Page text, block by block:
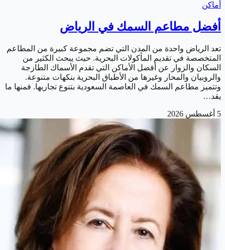
أماكن
أفضل مطاعم السمك في الرياض
تعد الرياض واحدة من المدن التي تضم مجموعة كبيرة من المطاعم
المتخصصة في تقديم المأكولات البحرية. حيث يبحث الكثير من
السكان والزوار عن أفضل الأماكن التي تقدم الأسماك الطازجة
والروبيان والمحار وغيرها من الأطباق البحرية بنكهات متنوعة.
وتتميز مطاعم السمك في العاصمة السعودية بتنوع تجاربها. فمنها ما
يقد…
5 أغسطس 2026